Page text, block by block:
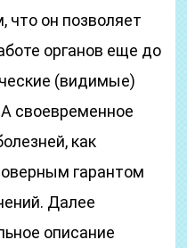
что он позволяет
органов еще до
(видимые)
своевременное
как
гарантом
Далее
описание